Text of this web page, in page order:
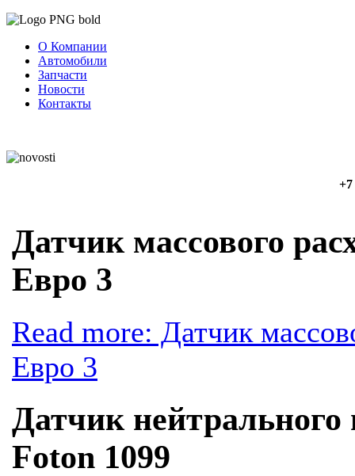
О Компании
Автомобили
Запчасти
Новости
Контакты
+7
Датчик массового
Евро 3
Read more: Датчик
Евро 3
Датчик
Foton 1099